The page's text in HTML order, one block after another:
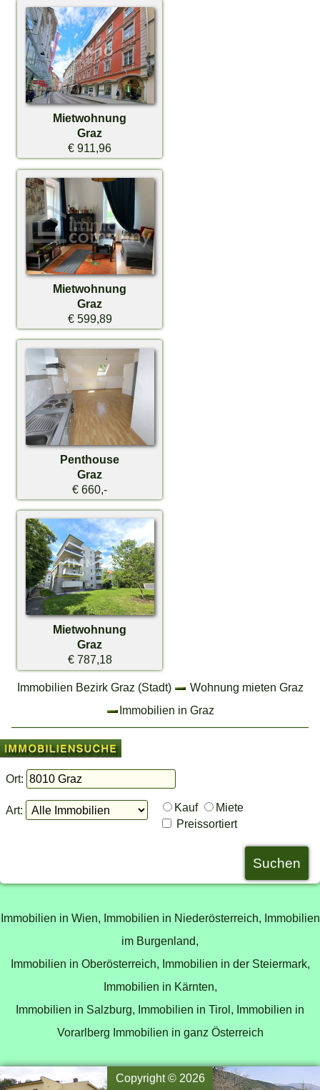
Mietwohnung
Graz
€ 911,96
Mietwohnung
Graz
€ 599,89
Penthouse
Graz
€ 660,-
Mietwohnung
Graz
€ 787,18
Immobilien Bezirk Graz (Stadt)
Wohnung mieten Graz
Immobilien in Graz
Ort:
Art: Kauf
Miete
Preissortiert
Immobilien in Wien, Immobilien in Niederösterreich, Immobilien
im Burgenland,
Immobilien in Oberösterreich, Immobilien in der Steiermark,
Immobilien in Kärnten,
Immobilien in Salzburg, Immobilien in Tirol, Immobilien in
Vorarlberg Immobilien in ganz Österreich
Copyright © 2026